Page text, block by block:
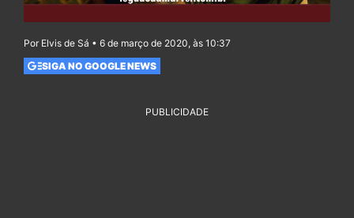
Por Elvis de Sá • 6 de março de 2020, às 10:37
SIGA NO GOOGLE NEWS
PUBLICIDADE